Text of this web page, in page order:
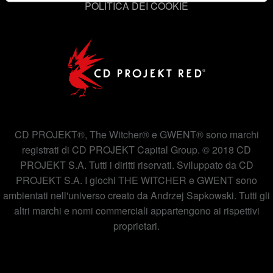
esigenze. Per aiutarci a raggiungerti, ad esempio tramite
nostri cookie con i nostri partner. Tuttavia, questi
eventuali cookie facoltativi richiederanno la tua
autorizzazione.
"Impostazioni" qui sotto.
POLITICA DEI COOKIE
CD PROJEKT®, The Witcher® e GWENT® sono marchi
registrati di CD PROJEKT Capital Group. © 2018 CD
PROJEKT S.A. Tutti i diritti riservati. Sviluppato da CD
PROJEKT S.A. I giochi THE WITCHER e GWENT sono
ambientati nell'universo creato da Andrzej Sapkowski. Tutti gli
altri marchi e nomi commerciali appartengono ai rispettivi
proprietari.